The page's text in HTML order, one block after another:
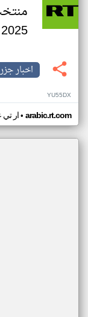
2025 من دور المجموعات
اخبار
YU55DX
ار تي• arabic.rt.com